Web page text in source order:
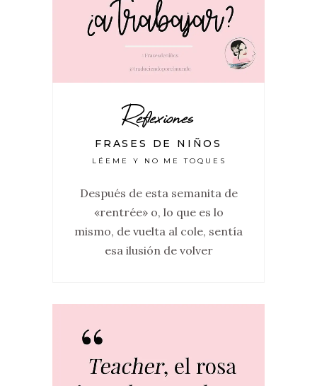
Reflexiones
FRASES DE NIÑOS
LÉEME Y NO ME TOQUES
Después de esta semanita de
«rentrée» o, lo que es lo
mismo, de vuelta al cole, sentía
esa ilusión de volver